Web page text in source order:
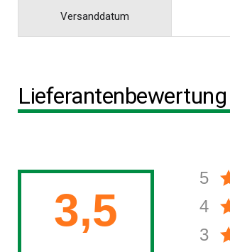
Versanddatum
Lieferantenbewertung
3,5
5
4
3